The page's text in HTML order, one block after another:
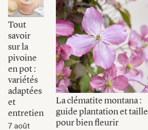
Tout
savoir
sur la
pivoine
en pot :
variétés
adaptées
et
entretien
7 août
La clématite montana :
guide plantation et taille
pour bien fleurir